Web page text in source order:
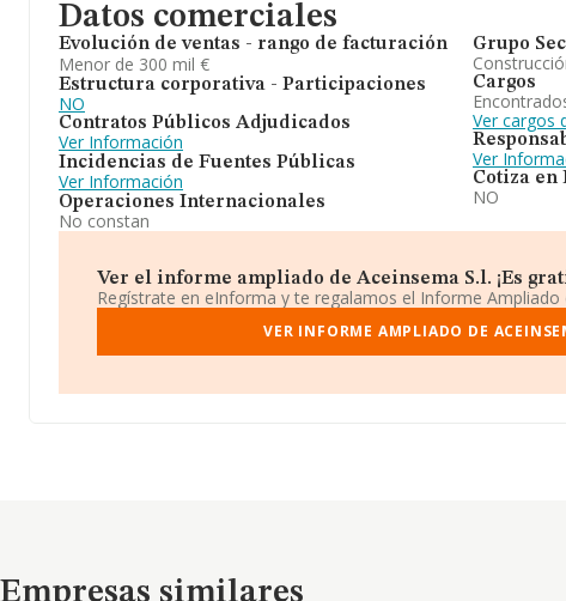
Datos comerciales
Evolución de ventas - rango de facturación
Menor de 300 mil €
Estructura corporativa - Participaciones
NO
Contratos Públicos Adjudicados
Ver Información
Incidencias de Fuentes Públicas
Ver Información
Operaciones Internacionales
No constan
Grupo
Cargos
Ver cargos
Ver
Cotiza en
NO
Ver el informe ampliado de Aceinsema S.l. ¡Es
Regístrate en eInforma y te regalamos el Informe Ampliado
VER INFORME AMPLIADO DE
Empresas similares
Empresas similares